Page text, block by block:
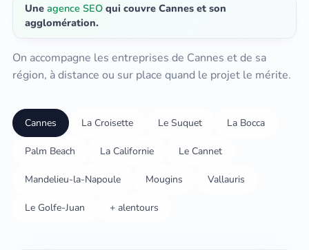
Une agence SEO qui couvre Cannes et son
agglomération.
On accompagne les entreprises de Cannes et de sa
région, à distance ou sur place quand le projet le mérite.
Cannes La Croisette Le Suquet La Bocca
Palm Beach La Californie Le Cannet
Mandelieu-la-Napoule Mougins Vallauris
Le Golfe-Juan + alentours